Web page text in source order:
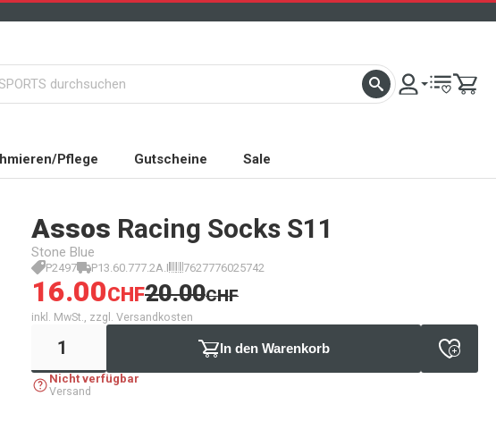
Pflege Gutscheine Sale
Assos Racing Socks S11
Stone Blue
P2497 P13.60.777.2A.I 7627776025742
16.00CHF20.00CHF
inkl. MwSt., zzgl. Versandkosten
In den Warenkorb
Nicht verfügbar
Versand